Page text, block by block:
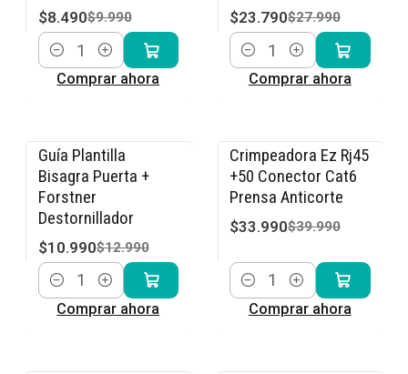
$8.490$9.990
Cantidad
Comprar ahora
$23.790$27.990
Cantidad
Comprar ahora
-15% OFF
Guía Plantilla
Bisagra Puerta +
Forstner
Destornillador
$10.990$12.990
Cantidad
Comprar ahora
-15% OFF
Crimpeadora Ez Rj45
+50 Conector Cat6
Prensa Anticorte
$33.990$39.990
Cantidad
Comprar ahora